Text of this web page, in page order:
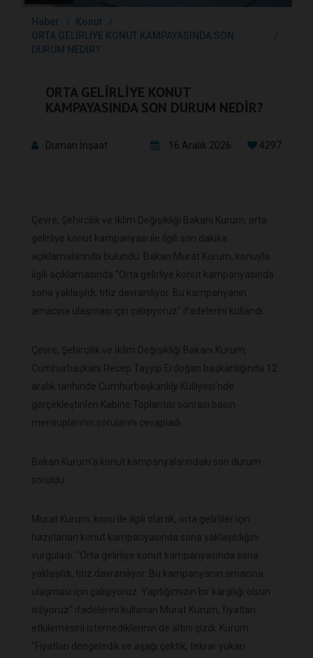
Haber
Konut
ORTA GELİRLİYE KONUT KAMPAYASINDA SON
DURUM NEDİR?
ORTA GELİRLİYE KONUT
KAMPAYASINDA SON DURUM NEDİR?
Duman İnşaat 16 Aralık 2026 4297
Çevre, Şehircilik ve İklim Değişikliği Bakanı Kurum, orta
gelirliye konut kampanyası ile ilgili son dakika
açıklamalarında bulundu. Bakan Murat Kurum, konuyla
ilgili açıklamasında "Orta gelirliye konut kampanyasında
sona yaklaşıldı, titiz davranılıyor. Bu kampanyanın
amacına ulaşması için çalışıyoruz" ifadelerini kullandı.
Çevre, Şehircilik ve İklim Değişikliği Bakanı Kurum,
Cumhurbaşkanı Recep Tayyip Erdoğan başkanlığında 12
aralık tarihinde Cumhurbaşkanlığı Külliyesi'nde
gerçekleştirilen Kabine Toplantısı sonrası basın
mensuplarının sorularını cevapladı.
Bakan Kurum'a konut kampanyalarındaki son durum
soruldu.
Murat Kurum, konu ile ilgili olarak, orta gelirliler için
hazırlanan konut kampanyasında sona yaklaşıldığını
vurguladı. "Orta gelirliye konut kampanyasında sona
yaklaşıldı, titiz davranılıyor. Bu kampanyanın amacına
ulaşması için çalışıyoruz. Yaptığımızın bir karşılığı olsun
istiyoruz" ifadelerini kullanan Murat Kurum, fiyatları
etkilemesini istemediklerinin de altını çizdi. Kurum
"Fiyatları dengeledik ve aşağı çektik, tekrar yukarı